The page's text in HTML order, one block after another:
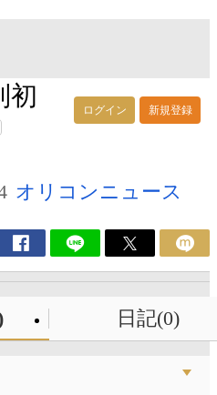
ログイン 新規登録
初
オリコンニュース
日記(0)